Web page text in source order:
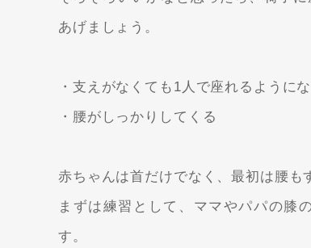
あげましょう。
・支えがなくても1人で座れるように
・腰がしっかりしてくる
赤ちゃんは首だけでなく、最初は腰も
まずは練習として、ママやパパの膝
す。